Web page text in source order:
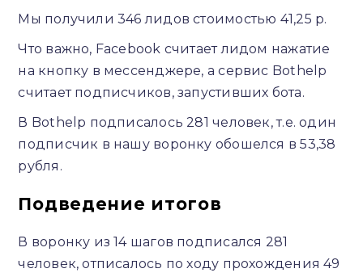
Мы получили 346 лидов стоимостью 41,25 р.
Что важно, Facebook считает лидом нажатие
на кнопку в мессенджере, а сервис Bothelp
считает подписчиков, запустивших бота.
В Bothelp подписалось 281 человек, т.е. один
подписчик в нашу воронку обошелся в 53,38
рубля.
Подведение итогов
В воронку из 14 шагов подписался 281
человек, отписалось по ходу прохождения 49